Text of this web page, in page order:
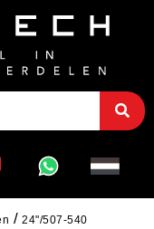
24"/507-540